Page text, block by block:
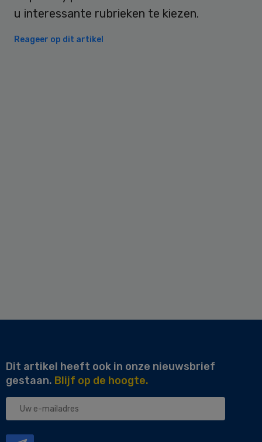
u interessante rubrieken te kiezen.
Reageer op dit artikel
Dit artikel heeft ook in onze nieuwsbrief
gestaan. Blijf op de hoogte.
Uw